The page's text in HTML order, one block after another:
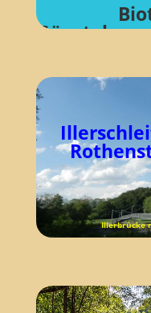
Günztal
Illerbrücke